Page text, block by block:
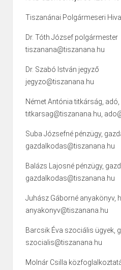
Tiszanánai Polgármeseri
Dr. Tóth József polgármester
tiszanana@tiszanana.hu
Dr. Szabó István jegyző
jegyzo@tiszanana.hu
Német Antónia titkárság,
titkarsag@tiszanana.hu,
Suba Józsefné pénzügy,
gazdalkodas@tiszanana.hu
Balázs Lajosné pénzügy,
gazdalkodas@tiszanana.hu
Juhász Gáborné anyakönyv,
anyakonyv@tiszanana.hu
Barcsik Éva szociális ügyek,
szocialis@tiszanana.hu
Molnár Csilla